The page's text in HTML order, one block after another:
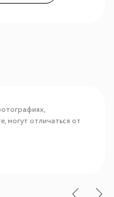
могут отличаться от